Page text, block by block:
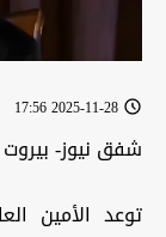
2025-11-28 17:56
شفق نيوز- بيروت
توعد الأمين